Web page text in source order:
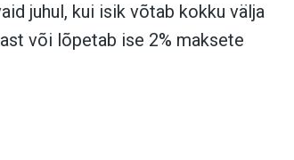
juhul, kui isik võtab kokku välja
või lõpetab ise 2% maksete